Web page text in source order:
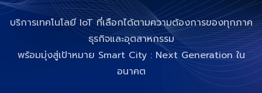
บริการเทคโนโลยี IoT ที่เลือกได้ตามความต้องการของทุกภาค
ธุรกิจและอุตสาหกรรม
พร้อมมุ่งสู่เป้าหมาย Smart City : Next Generation ใน
อนาคต